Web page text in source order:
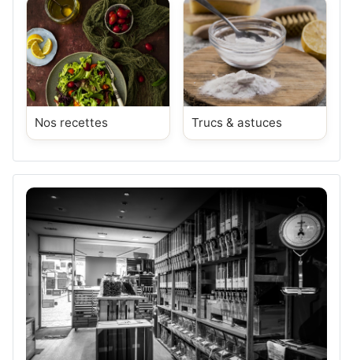
Nos recettes Trucs & astuces